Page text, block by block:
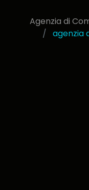
Agenzia di
agenzia